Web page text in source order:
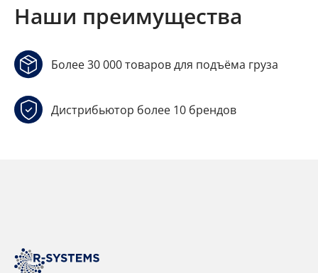
Наши преимущества
Более 30 000 товаров для подъёма груза
Дистрибьютор более 10 брендов